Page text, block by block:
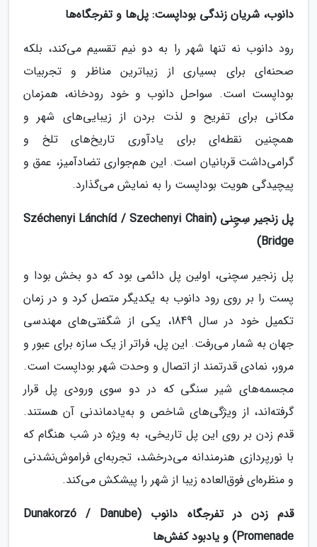
دانوب، شریان زندگی بوداپست: پل‌ها و تفرجگاه‌ها
رود دانوب نه تنها شهر را به دو نیم تقسیم می‌کند، بلکه
صحنه‌ای برای بسیاری از زیباترین مناظر و تجربیات
بوداپست است. سواحل دانوب و خود رودخانه، همزمان
مکانی برای تفریح و لذت بردن از زیبایی‌های شهر و
همچنین نقطه‌ای برای یادآوری تاریخ‌های تلخ و
گرامی‌داشت قربانیان است. این هم‌جواری تضادآمیز، عمق و
پیچیدگی هویت بوداپست را به نمایش می‌گذارد.
پل زنجیر سِچِنی (Széchenyi Lánchíd / Szechenyi Chain
Bridge)
پل زنجیر سچنی، اولین پل دائمی بود که دو بخش بودا و
پست را بر روی رود دانوب به یکدیگر متصل کرد و در زمان
تکمیل خود در سال 1849، یکی از شگفتی‌های مهندسی
جهان به شمار می‌رفت. این پل، فراتر از یک سازه برای عبور و
مرور، نمادی قدرتمند از اتصال و وحدت شهر بوداپست است.
مجسمه‌های شیر سنگی که در دو سوی ورودی پل قرار
گرفته‌اند، از ویژگی‌های شاخص و به‌یادماندنی آن هستند.
قدم زدن بر روی این پل تاریخی، به ویژه در شب هنگام که
با نورپردازی هنرمندانه می‌درخشد، تجربه‌ای فراموش‌نشدنی
و منظره‌ای فوق‌العاده زیبا از شهر را پیشکش می‌کند.
قدم زدن در تفرجگاه دانوب (Dunakorzó / Danube
Promenade) و یادبود کفش‌ها